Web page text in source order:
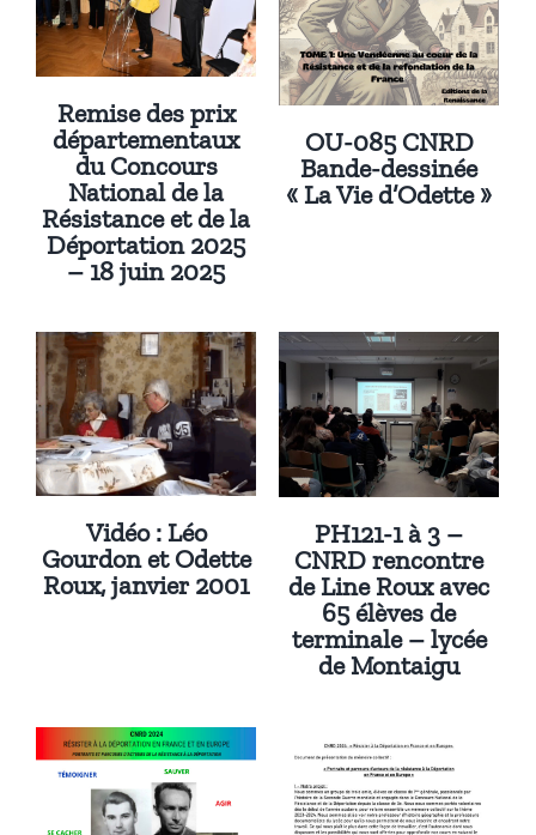
Remise des prix
départementaux
du Concours
National de la
Résistance et de la
Déportation 2025
– 18 juin 2025
OU-085 CNRD
Bande-dessinée
« La Vie d’Odette »
Vidéo : Léo
Gourdon et Odette
Roux, janvier 2001
PH121-1 à 3 –
CNRD rencontre
de Line Roux avec
65 élèves de
terminale – lycée
de Montaigu